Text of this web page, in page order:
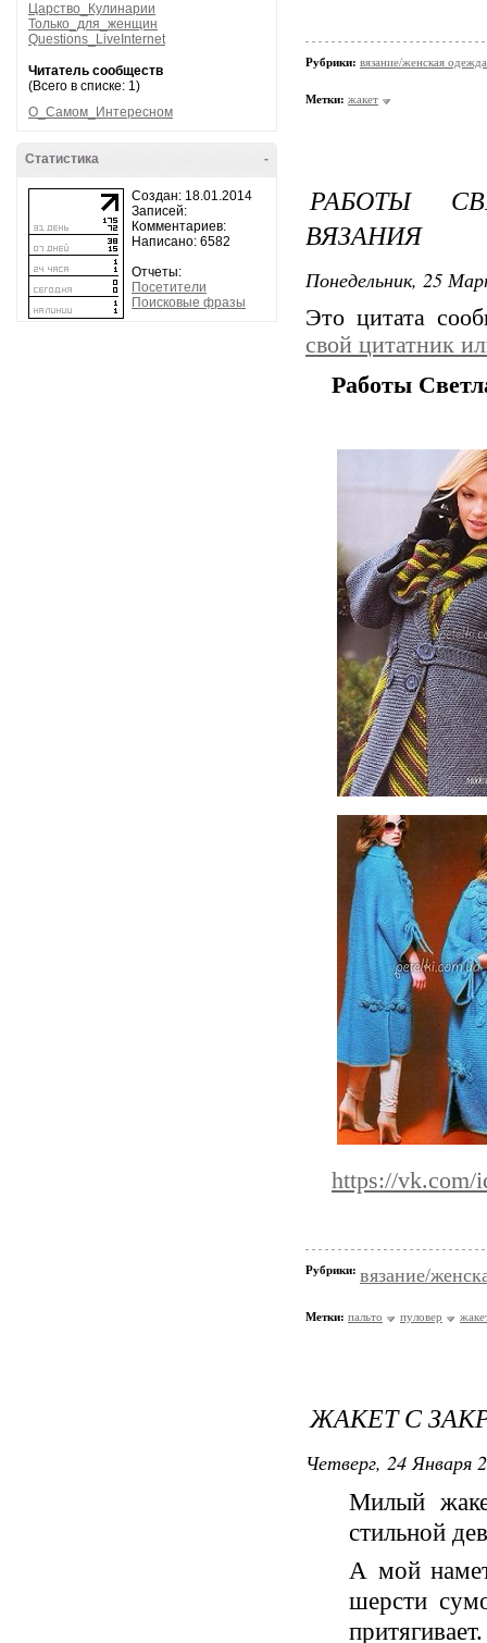
Царство_Кулинарии
Только_для_женщин
Questions_LiveInternet
Читатель сообществ
(Всего в списке: 1)
О_Самом_Интересном
-
Статистика
Создан: 18.01.2014
Записей:
Комментариев:
Написано: 6582
Отчеты:
Посетители
Поисковые фразы
Рубрики: вязание/женская одежда
Метки: жакет
РАБОТЫ
ВЯЗАНИЯ
Понедельник, 25
Это цитата
свой цитатник
Работы
https://vk.com/
Рубрики: вязание/
Метки: пальто пуловер
ЖАКЕТ С
Четверг, 24 Января
Милый
стильной
А мой
шерсти